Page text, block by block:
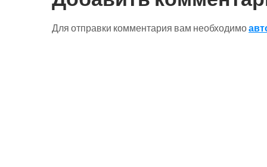
Для отправки комментария вам необходимо